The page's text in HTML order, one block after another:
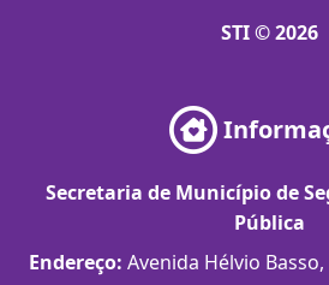
STI © 2026
Secretaria de Município de
Pública
Endereço: Avenida Hélvio Basso,